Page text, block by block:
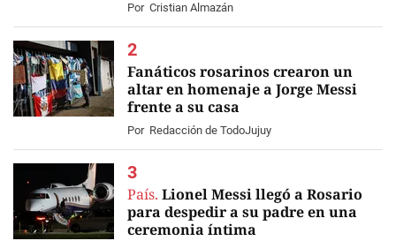
Por Cristian Almazán
Fanáticos rosarinos crearon un
altar en homenaje a Jorge Messi
frente a su casa
Por Redacción de TodoJujuy
País. Lionel Messi llegó a Rosario
para despedir a su padre en una
ceremonia íntima